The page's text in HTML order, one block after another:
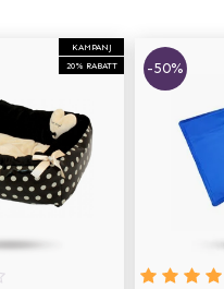
KAMPANJ
20% RABATT
-50%